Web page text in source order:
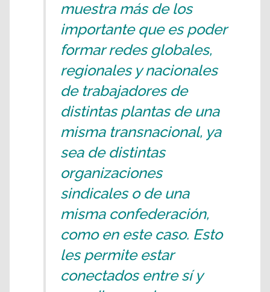
muestra más de los
importante que es poder
formar redes globales,
regionales y nacionales
de trabajadores de
distintas plantas de una
misma transnacional, ya
sea de distintas
organizaciones
sindicales o de una
misma confederación,
como en este caso. Esto
les permite estar
conectados entre sí y